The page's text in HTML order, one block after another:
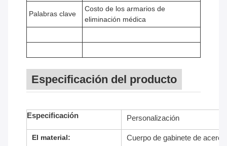
Palabras clave
Costo de los armarios de
eliminación médica
Especificación del producto
Especificación Personalización
El material: Cuerpo de gabinete de acero